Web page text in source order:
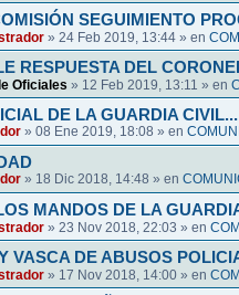
SEGUIMIENTO
» 24 Feb 2019, 13:44 » en
RESPUESTA DEL
Oficiales » 12 Feb 2019, 13:11 » en
DE LA GUARDIA
» 08 Ene 2019, 18:08 » en
» 18 Dic 2018, 14:48 » en
MANDOS DE LA
» 23 Nov 2018, 22:03 » en
VASCA DE ABUSOS
» 17 Nov 2018, 14:00 » en